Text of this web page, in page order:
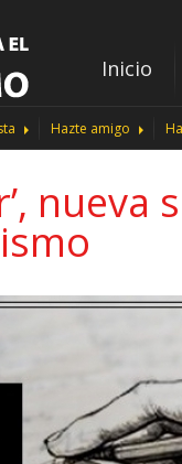
Inicio
Hazte amigo
nueva